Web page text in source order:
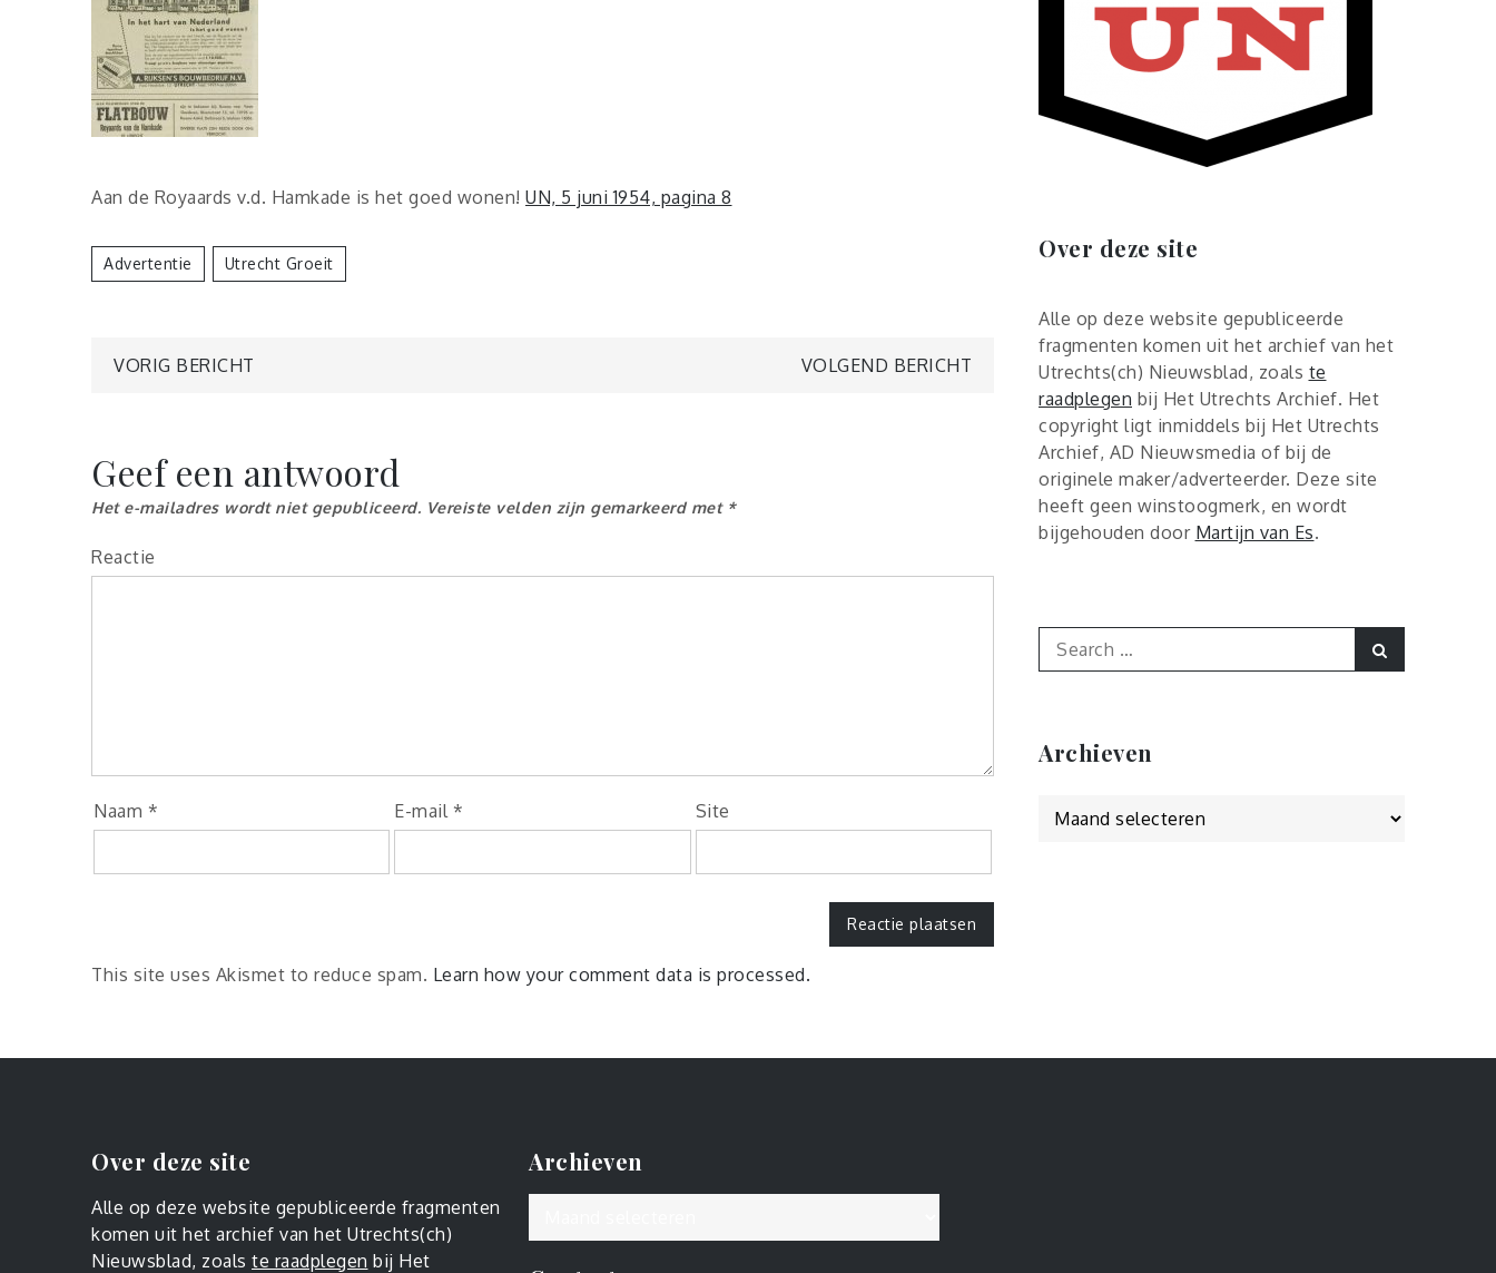
Aan de Royaards v.d. Hamkade is het goed wonen! UN, 5 juni 1954, pagina 8
Advertentie Utrecht Groeit
Berichtnavigatie
VORIG BERICHT VOLGEND BERICHT
Geef een antwoord
Het e-mailadres wordt niet gepubliceerd. Vereiste velden zijn gemarkeerd met *
Reactie
Naam * E-mail * Site
This site uses Akismet to reduce spam. Learn how your comment data is processed.
Over deze site
Alle op deze website gepubliceerde
fragmenten komen uit het archief van het
Utrechts(ch) Nieuwsblad, zoals te
raadplegen bij Het Utrechts Archief. Het
copyright ligt inmiddels bij Het Utrechts
Archief, AD Nieuwsmedia of bij de
originele maker/adverteerder. Deze site
heeft geen winstoogmerk, en wordt
bijgehouden door Martijn van Es.
Search
for:
Archieven
Over deze site
Alle op deze website gepubliceerde fragmenten
komen uit het archief van het Utrechts(ch)
Nieuwsblad, zoals te raadplegen bij Het
Archieven